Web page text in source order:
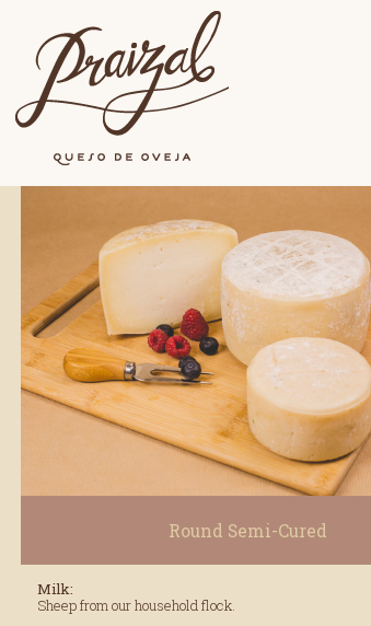
Round Semi-Cured
Milk:
Sheep from our household flock.